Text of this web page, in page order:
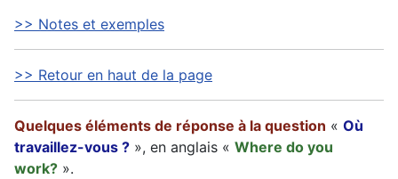
>> Notes et exemples
>> Retour en haut de la page
Quelques éléments de réponse à la question « Où
travaillez-vous ? », en anglais « Where do you
work? ».